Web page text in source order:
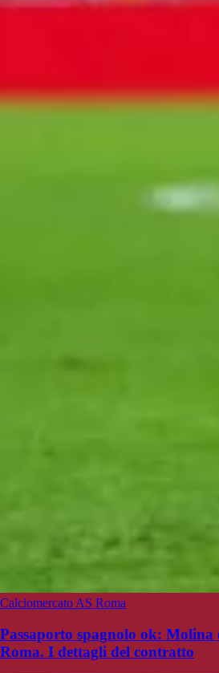
Calciomercato AS Roma
Passaporto spagnolo ok: Molina
Roma. I dettagli del contratto